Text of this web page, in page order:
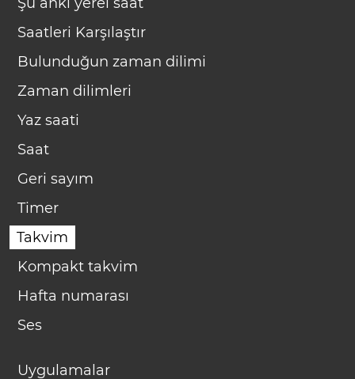
Saatleri Karşılaştır
Bulunduğun zaman dilimi
Zaman dilimleri
Yaz saati
Saat
Geri sayım
Timer
Takvim
Kompakt takvim
Hafta numarası
Ses
Uygulamalar